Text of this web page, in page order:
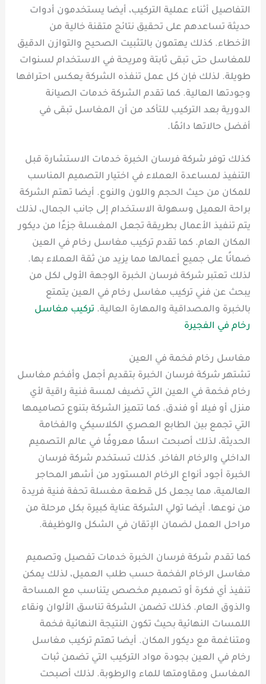
التفاصيل أثناء عملية التركيب، أيضا يستخدمون أدوات
حديثة تساعدهم على تحقيق نتائج متقنة خالية من
الأخطاء. كذلك يهتمون بالتثبيت الصحيح والتوازن الدقيق
للمغاسل حتى تبقى ثابتة ومريحة في الاستخدام لسنوات
طويلة. لذلك فإن كل عمل تنفذه الشركة يعكس احترافها
وجودتها العالية. كما تقدم الشركة خدمات الصيانة
الدورية بعد التركيب للتأكد من أن المغاسل تبقى في
أفضل حالاتها دائمًا.
كذلك توفر شركة فرسان الخبرة خدمات الاستشارة قبل
التنفيذ لمساعدة العملاء في اختيار التصميم المناسب
للمكان من حيث الحجم واللون والنوع. أيضا تهتم الشركة
براحة العميل وسهولة الاستخدام إلى جانب الجمال، لذلك
يتم تنفيذ الأعمال بطريقة تجعل المغسلة جزءًا من ديكور
المكان العام. كما تقدم تركيب مغاسل رخام في العين
ضمانًا على جميع أعمالها مما يزيد من ثقة العملاء بها.
لذلك تعتبر شركة فرسان الخبرة الوجهة الأولى لكل من
يبحث عن فني تركيب مغاسل رخام في العين يتمتع
بالخبرة والمصداقية والمهارة العالية. تركيب مغاسل
رخام في الفجيرة
مغاسل رخام فخمة في العين
تشتهر شركة فرسان الخبرة بتقديم أجمل وأفخم مغاسل
رخام فخمة في العين التي تضيف لمسة فنية راقية لأي
منزل أو فيلا أو فندق. كما تتميز الشركة بتنوع تصاميمها
التي تجمع بين الطابع العصري الكلاسيكي والفخامة
الحديثة، لذلك أصبحت اسمًا معروفًا في عالم التصميم
الداخلي والرخام الفاخر. كذلك تستخدم شركة فرسان
الخبرة أجود أنواع الرخام المستورد من أشهر المحاجر
العالمية، مما يجعل كل قطعة مغسلة تحفة فنية فريدة
من نوعها. أيضا تولي الشركة عناية كبيرة بكل مرحلة من
مراحل العمل لضمان الإتقان في الشكل والوظيفة.
كما تقدم شركة فرسان الخبرة خدمات تفصيل وتصميم
مغاسل الرخام الفخمة حسب طلب العميل، لذلك يمكن
تنفيذ أي فكرة أو تصميم مخصص يتناسب مع المساحة
والذوق العام. كذلك تضمن الشركة تناسق الألوان ونقاء
اللمسات النهائية بحيث تكون النتيجة النهائية فخمة
ومتناغمة مع ديكور المكان. أيضا تهتم تركيب مغاسل
رخام في العين بجودة مواد التركيب التي تضمن ثبات
المغاسل ومقاومتها للماء والرطوبة. لذلك أصبحت